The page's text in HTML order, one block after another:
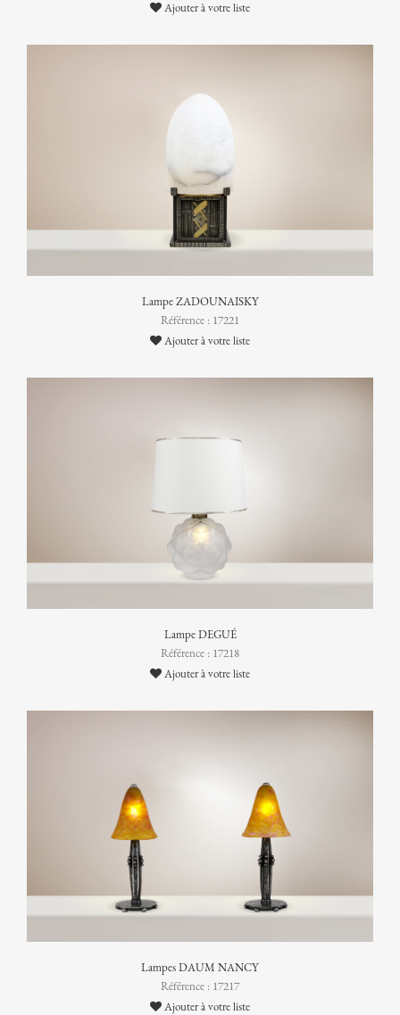
Ajouter à votre liste
Lampe ZADOUNAISKY
Référence : 17221
Ajouter à votre liste
Lampe DEGUÉ
Référence : 17218
Ajouter à votre liste
Lampes DAUM NANCY
Référence : 17217
Ajouter à votre liste